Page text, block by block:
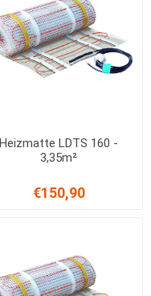
Heizmatte LDTS 160 -
3,35m²
€150,90